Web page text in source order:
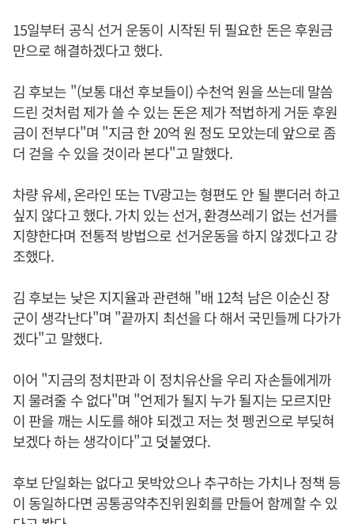
15일부터 공식 선거 운동이 시작된 뒤 필요한 돈은 후원금
만으로 해결하겠다고 했다.
김 후보는 "(보통 대선 후보들이) 수천억 원을 쓰는데 말씀
드린 것처럼 제가 쓸 수 있는 돈은 제가 적법하게 거둔 후원
금이 전부다"며 "지금 한 20억 원 정도 모았는데 앞으로 좀
더 걷을 수 있을 것이라 본다"고 말했다.
차량 유세, 온라인 또는 TV광고는 형편도 안 될 뿐더러 하고
싶지 않다고 했다. 가치 있는 선거, 환경쓰레기 없는 선거를
지향한다며 전통적 방법으로 선거운동을 하지 않겠다고 강
조했다.
김 후보는 낮은 지지율과 관련해 "배 12척 남은 이순신 장
군이 생각난다"며 "끝까지 최선을 다 해서 국민들께 다가가
겠다"고 말했다.
이어 "지금의 정치판과 이 정치유산을 우리 자손들에게까
지 물려줄 수 없다"며 "언제가 될지 누가 될지는 모르지만
이 판을 깨는 시도를 해야 되겠고 저는 첫 펭귄으로 부딪혀
보겠다 하는 생각이다"고 덧붙였다.
후보 단일화는 없다고 못박았으나 추구하는 가치나 정책 등
이 동일하다면 공통공약추진위원회를 만들어 함께할 수 있